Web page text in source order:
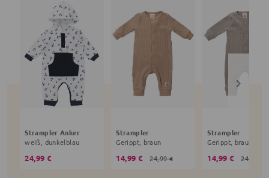
Strampler Anker
weiß, dunkelblau
24,99 €
Strampler
Gerippt, braun
14,99 € 24,99 €
Strampler
Gerippt, braun
14,99 € 24,99 €